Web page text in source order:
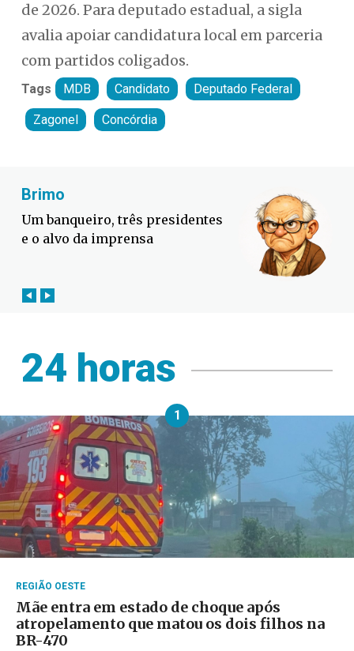
de 2026. Para deputado estadual, a sigla
avalia apoiar candidatura local em parceria
com partidos coligados.
Tags MDB Candidato Deputado Federal
Zagonel Concórdia
Fabiano Bordignon
Defesa Civil lança campanha
contra o El Niño em SC
24 horas
1
REGIÃO OESTE
Mãe entra em estado de choque após
atropelamento que matou os dois filhos na
BR-470